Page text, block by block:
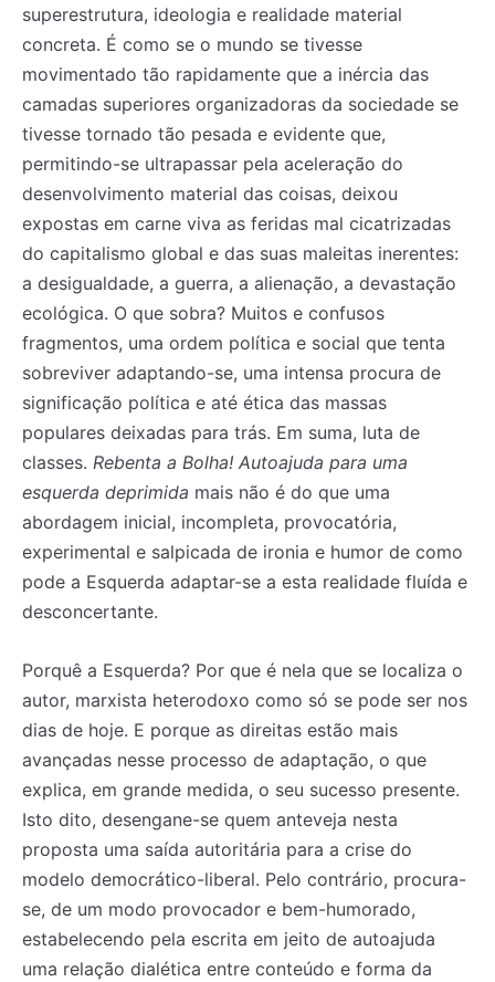
Registe-se na nossa lista de correio e receba mensalmente
no seu email os artigos do mês transacto, ilustrações e
novidades.
Insira o seu endereço de email e clique para
subscrever:
Registe-se na nossa lista de correio e receba mensalmente
no seu email os artigos do mês transacto, ilustrações e
novidades.
Insira o seu endereço de email e clique para
subscrever:
superestrutura, ideologia e realidade material
concreta. É como se o mundo se tivesse
movimentado tão rapidamente que a inércia das
camadas superiores organizadoras da sociedade se
tivesse tornado tão pesada e evidente que,
permitindo-se ultrapassar pela aceleração do
desenvolvimento material das coisas, deixou
expostas em carne viva as feridas mal cicatrizadas
do capitalismo global e das suas maleitas inerentes:
a desigualdade, a guerra, a alienação, a devastação
ecológica. O que sobra? Muitos e confusos
fragmentos, uma ordem política e social que tenta
sobreviver adaptando-se, uma intensa procura de
significação política e até ética das massas
populares deixadas para trás. Em suma, luta de
classes. Rebenta a Bolha! Autoajuda para uma
esquerda deprimida mais não é do que uma
abordagem inicial, incompleta, provocatória,
experimental e salpicada de ironia e humor de como
pode a Esquerda adaptar-se a esta realidade fluída e
desconcertante.
Porquê a Esquerda? Por que é nela que se localiza o
autor, marxista heterodoxo como só se pode ser nos
dias de hoje. E porque as direitas estão mais
avançadas nesse processo de adaptação, o que
explica, em grande medida, o seu sucesso presente.
Isto dito, desengane-se quem anteveja nesta
proposta uma saída autoritária para a crise do
modelo democrático-liberal. Pelo contrário, procura-
se, de um modo provocador e bem-humorado,
estabelecendo pela escrita em jeito de autoajuda
uma relação dialética entre conteúdo e forma da